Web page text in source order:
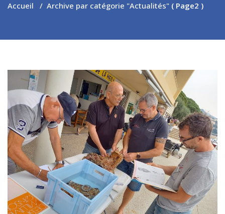
Accueil / Archive par catégorie "Actualités" ( Page2 )